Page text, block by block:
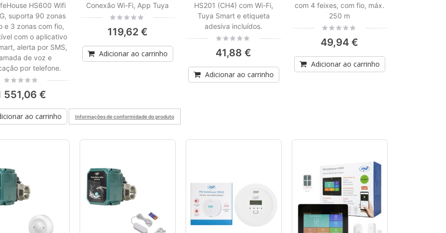
HS600 Wifi
suporta 90 zonas
e 3 zonas com fio,
com o aplicativo
alerta por SMS,
de voz e
por telefone.
Rating:
551,06 €
ao carrinho Informações de conformidade do produto
Conexão Wi-Fi, App Tuya
Rating:
119,62 €
Adicionar ao carrinho
HS201 (CH4) com Wi-Fi,
Tuya Smart e etiqueta
adesiva incluídos.
Rating:
41,88 €
Adicionar ao carrinho
com 4 feixes, com fio, máx.
250 m
Rating:
49,94 €
Adicionar ao carrinho
Rating:
0%
38,86 €